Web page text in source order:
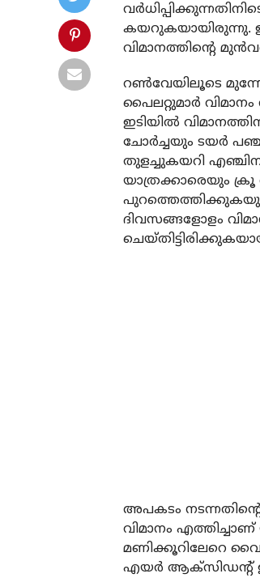
കയറുകയായിരുന്നു.
വിമാനത്തിന്റെ
റൺവേയിലൂടെ
പൈലറ്റുമാർ
ഇടിയിൽ
ചോർച്ചയും ടയർ
തുളച്ചുകയറി
യാത്രക്കാരെയും
ദിവസങ്ങളോളം
അപകടം
വിമാനം
മണിക്കൂറിലേറെ
എയർ ആക്സിഡന്റ്